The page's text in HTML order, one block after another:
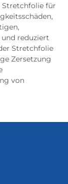
Stretchfolie für
reduziert
Stretchfolie
Zersetzung
von